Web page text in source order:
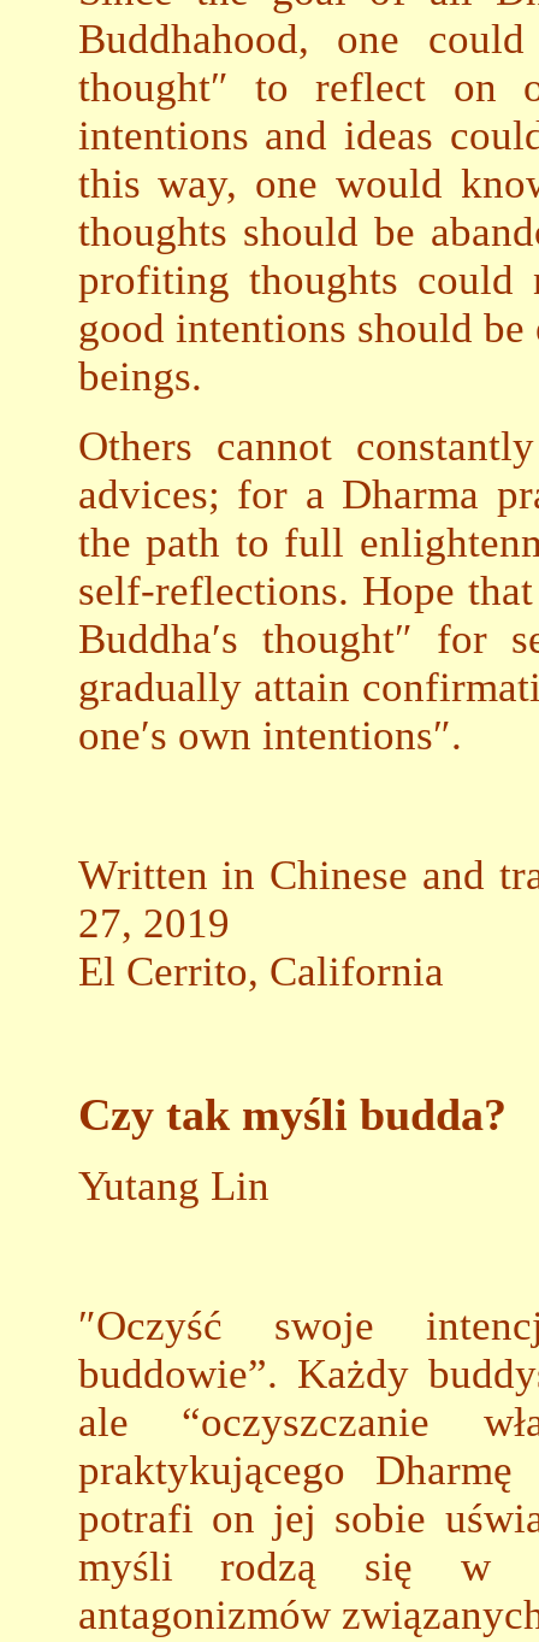
Buddhahood, one
thought″ to reflect on
intentions and ideas
this way, one would
thoughts should be
profiting thoughts could
good intentions should
beings.
Others cannot
advices; for a Dharma
the path to full
self-reflections. Hope
Buddha′s thought″ for
gradually attain
one′s own intentions″.
Written in Chinese and
27, 2019
El Cerrito, California
Czy tak myśli budda?
Yutang Lin
″Oczyść swoje
buddowie”. Każdy
ale “oczyszczanie
praktykującego
potrafi on jej sobie
myśli rodzą się w
antagonizmów